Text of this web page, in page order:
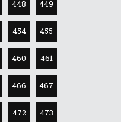
448 449
454 455
460 461
466 467
472 473